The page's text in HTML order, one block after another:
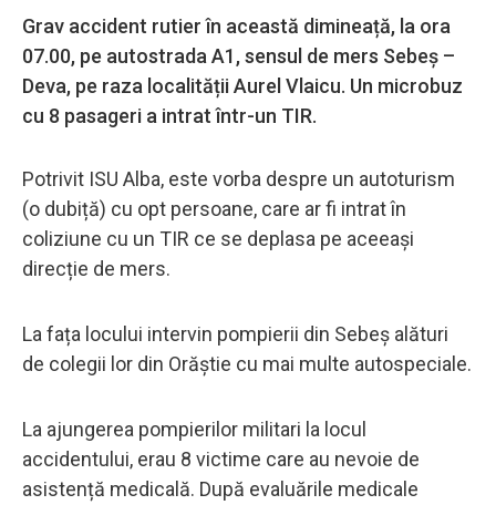
Grav accident rutier în această dimineață, la ora
07.00, pe autostrada A1, sensul de mers Sebeș –
Deva, pe raza localității Aurel Vlaicu. Un microbuz
cu 8 pasageri a intrat într-un TIR.
Potrivit ISU Alba, este vorba despre un autoturism
(o dubiță) cu opt persoane, care ar fi intrat în
coliziune cu un TIR ce se deplasa pe aceeași
direcție de mers.
La fața locului intervin pompierii din Sebeș alături
de colegii lor din Orăștie cu mai multe autospeciale.
La ajungerea pompierilor militari la locul
accidentului, erau 8 victime care au nevoie de
asistență medicală. După evaluările medicale